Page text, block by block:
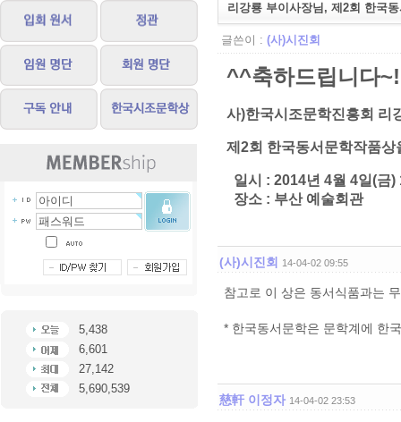
5,438
6,601
27,142
5,690,539
리강룡 부이사장님, 제2회 한국
글쓴이 : (사)시진회
^^축하드립니다~!
사)한국시조문학진흥회 리
제2회 한국동서문학작품상
일시 : 2014년 4월 4일(금)
장소 : 부산 예술회관
(사)시진회 14-04-02 09:55
참고로 이 상은 동서식품과는
* 한국동서문학은 문학계에 한
慈軒 이정자 14-04-02 23:53